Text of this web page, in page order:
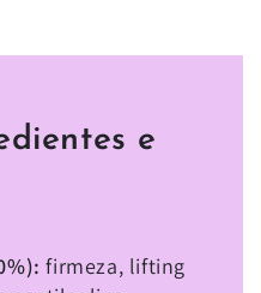
e
firmeza, lifting